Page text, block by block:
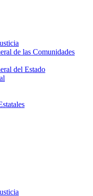
de las Comunidades
del Estado